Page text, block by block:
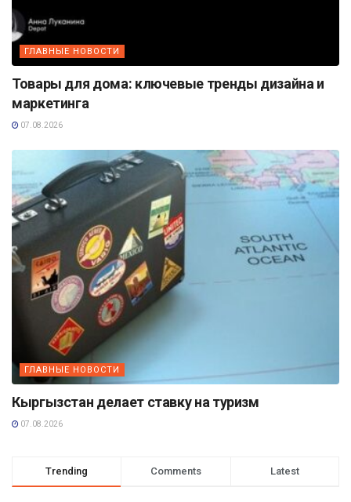
ГЛАВНЫЕ НОВОСТИ
Товары для дома: ключевые тренды дизайна и
маркетинга
07.08.2026
ГЛАВНЫЕ НОВОСТИ
Кыргызстан делает ставку на туризм
07.08.2026
Trending Comments Latest